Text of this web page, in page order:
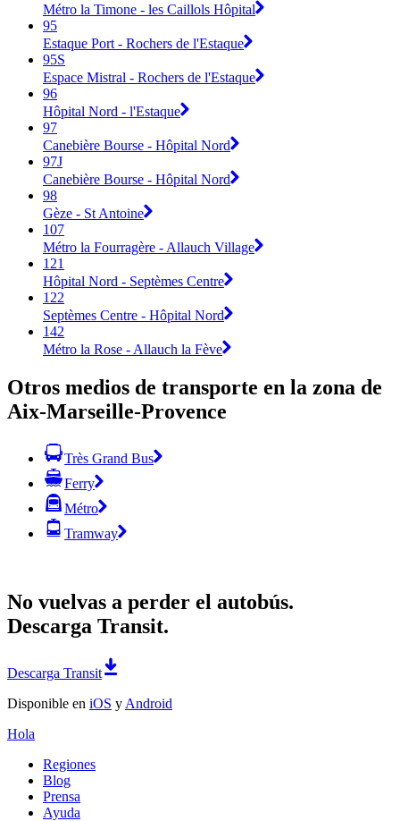
Métro la Timone - les Caillols Hôpital
95
Estaque Port - Rochers de l'Estaque
95S
Espace Mistral - Rochers de l'Estaque
96
Hôpital Nord - l'Estaque
97
Canebière Bourse - Hôpital Nord
97J
Canebière Bourse - Hôpital Nord
98
Gèze - St Antoine
107
Métro la Fourragère - Allauch Village
121
Hôpital Nord - Septèmes Centre
122
Septèmes Centre - Hôpital Nord
142
Métro la Rose - Allauch la Fève
Otros medios de transporte en la zona de
Aix-Marseille-Provence
Très Grand Bus
Ferry
Métro
Tramway
No vuelvas a perder el autobús.
Descarga Transit.
Descarga Transit
Disponible en iOS y Android
Hola
Regiones
Blog
Prensa
Ayuda